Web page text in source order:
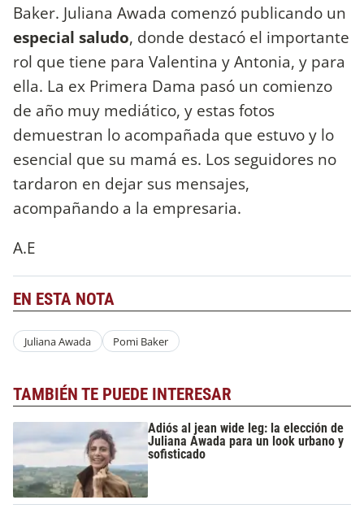
Baker. Juliana Awada comenzó publicando un
especial saludo, donde destacó el importante
rol que tiene para Valentina y Antonia, y para
ella. La ex Primera Dama pasó un comienzo
de año muy mediático, y estas fotos
demuestran lo acompañada que estuvo y lo
esencial que su mamá es. Los seguidores no
tardaron en dejar sus mensajes,
acompañando a la empresaria.
A.E
EN ESTA NOTA
Juliana Awada Pomi Baker
TAMBIÉN TE PUEDE INTERESAR
Adiós al jean wide leg: la elección de
Juliana Awada para un look urbano y
sofisticado